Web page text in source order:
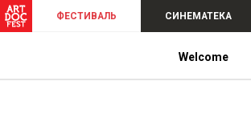
ФЕСТИВАЛЬ СИНЕМАТЕКА
Welcome